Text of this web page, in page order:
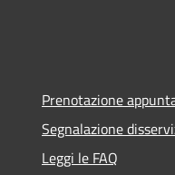
Prenotazione
Segnalazione
Leggi le FAQ